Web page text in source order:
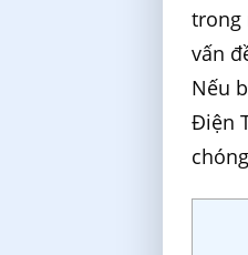
trong
vấn
Nếu
Điện